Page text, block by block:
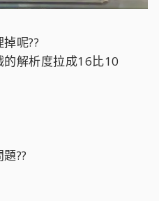
呢??
解析度拉成16比10
??